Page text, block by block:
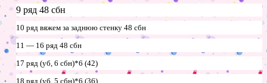
9 ряд 48 сбн
10 ряд вяжем за заднюю стенку 48 сбн
11 — 16 ряд 48 сбн
17 ряд (уб, 6 сбн)*6 (42)
18 ряд (уб, 5 сбн)*6 (36)